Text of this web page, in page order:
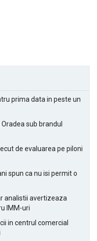
prima data in peste un
sub brandul
de evaluarea pe piloni
spun ca nu isi permit o
analistii avertizeaza
IMM-uri
in centrul comercial